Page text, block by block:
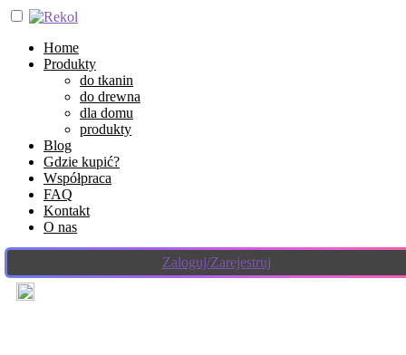
Home
Produkty
do tkanin
do drewna
dla domu
produkty
Blog
Gdzie kupić?
Współpraca
FAQ
Kontakt
O nas
Zaloguj/Zarejestruj